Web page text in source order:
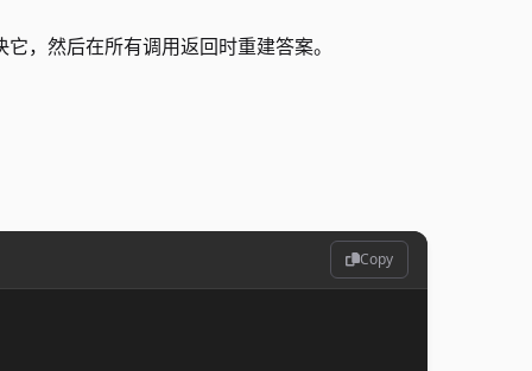
，然后在所有调用返回时重建答案。
Copy